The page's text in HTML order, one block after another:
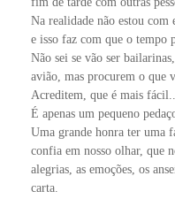
Na realidade não estou com
e isso faz com que o tempo
Não sei se vão ser
avião, mas procurem o que
Acreditem, que é mais
É apenas um pequeno
Uma grande honra ter uma
confia em nosso olhar, que
alegrias, as emoções, os
carta.